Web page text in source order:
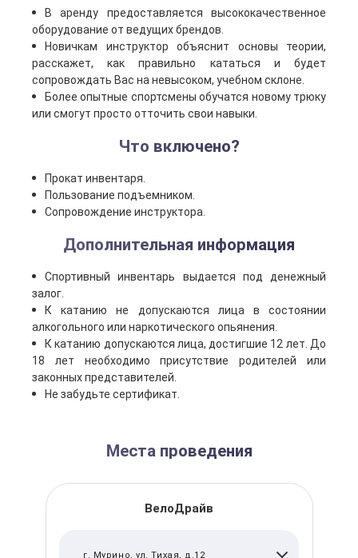
В аренду предоставляется высококачественное
оборудование от ведущих брендов.
Новичкам инструктор объяснит основы теории,
расскажет, как правильно кататься и будет
сопровождать Вас на невысоком, учебном склоне.
Более опытные спортсмены обучатся новому трюку
или смогут просто отточить свои навыки.
Что включено?
Прокат инвентаря.
Пользование подъемником.
Сопровождение инструктора.
Дополнительная информация
Спортивный инвентарь выдается под денежный
залог.
К катанию не допускаются лица в состоянии
алкогольного или наркотического опьянения.
К катанию допускаются лица, достигшие 12 лет. До
18 лет необходимо присутствие родителей или
законных представителей.
Не забудьте сертификат.
Места проведения
ВелоДрайв
г. Мурино, ул. Тихая, д.12